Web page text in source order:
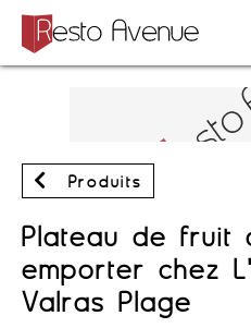
Produits
Plateau de fruit
emporter chez
Valras Plage